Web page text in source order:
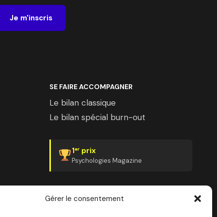
Gérer le consentement
Je m'inscris
SE FAIRE ACCOMPAGNER
Le bilan classique
Le bilan spécial burn-out
1erprix
Psychologies Magazine